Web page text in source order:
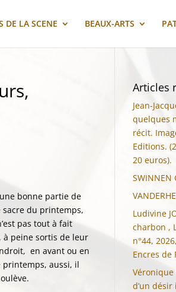
DE LA SCENE BEAUX-ARTS
bonne partie de
sacre du printemps,
pas tout à fait
à peine sortis de leur
en avant ou en
printemps, aussi, il
Articles
Jean-
quelques
récit.
Editions.
20 euros).
SWINNEN
Ludivine
charbon ,
n°44,
Encres de
Véronique
d’un désir